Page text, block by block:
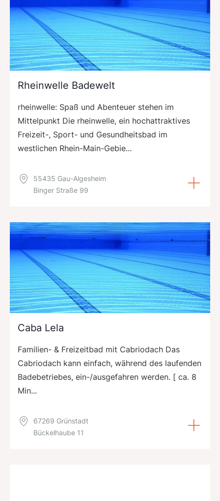
Rheinwelle Badewelt
rheinwelle: Spaß und Abenteuer stehen im
Mittelpunkt Die rheinwelle, ein hochattraktives
Freizeit-, Sport- und Gesundheitsbad im
westlichen Rhein-Main-Gebie...
55435 Gau-Algesheim
Binger Straße 99
Caba Lela
Familien- & Freizeitbad mit Cabriodach Das
Cabriodach kann einfach, während des laufenden
Badebetriebes, ein-/ausgefahren werden. [ ca. 8
Min...
67269 Grünstadt
Bückelhaube 11